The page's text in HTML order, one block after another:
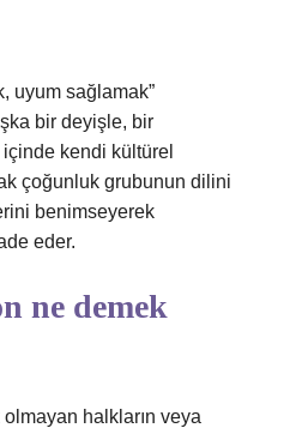
uyum sağlamak”
bir deyişle, bir
kendi kültürel
çoğunluk grubunun dilini
benimseyerek
eder.
ne demek
halkların veya